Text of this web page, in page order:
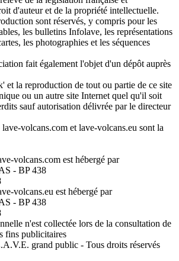
d'auteur et de la propriété intellectuelle.
sont réservés, y compris pour les
les bulletins Infolave, les représentations
les photographies et les séquences
fait également l'objet d'un dépôt auprès
et la reproduction de tout ou partie de ce site
ou un autre site Internet quel qu'il soit
sauf autorisation délivrée par le directeur
volcans.com et lave-volcans.eu sont la
volcans.com est hébergé par
- BP 438
volcans.eu est hébergé par
- BP 438
n'est collectée lors de la consultation de
fins publicitaires
grand public - Tous droits réservés